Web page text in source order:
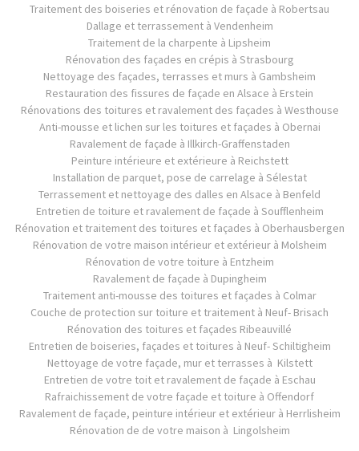
Traitement des boiseries et rénovation de façade à Robertsau
Dallage et terrassement à Vendenheim
Traitement de la charpente à Lipsheim
Rénovation des façades en crépis à Strasbourg
Nettoyage des façades, terrasses et murs à Gambsheim
Restauration des fissures de façade en Alsace à Erstein
Rénovations des toitures et ravalement des façades à Westhouse
Anti-mousse et lichen sur les toitures et façades à Obernai
Ravalement de façade à Illkirch-Graffenstaden
Peinture intérieure et extérieure à Reichstett
Installation de parquet, pose de carrelage à Sélestat
Terrassement et nettoyage des dalles en Alsace à Benfeld
Entretien de toiture et ravalement de façade à Soufflenheim
Rénovation et traitement des toitures et façades à Oberhausbergen
Rénovation de votre maison intérieur et extérieur à Molsheim
Rénovation de votre toiture à Entzheim
Ravalement de façade à Dupingheim
Traitement anti-mousse des toitures et façades à Colmar
Couche de protection sur toiture et traitement à Neuf- Brisach
Rénovation des toitures et façades Ribeauvillé
Entretien de boiseries, façades et toitures à Neuf- Schiltigheim
Nettoyage de votre façade, mur et terrasses à Kilstett
Entretien de votre toit et ravalement de façade à Eschau
Rafraichissement de votre façade et toiture à Offendorf
Ravalement de façade, peinture intérieur et extérieur à Herrlisheim
Rénovation de de votre maison à Lingolsheim